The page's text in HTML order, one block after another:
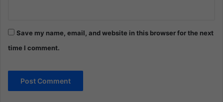
Save my name, email, and website in this browser for the next
time I comment.